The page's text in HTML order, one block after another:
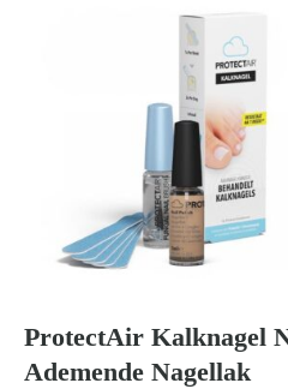
ProtectAir Kalknagel
Ademende Nagellak